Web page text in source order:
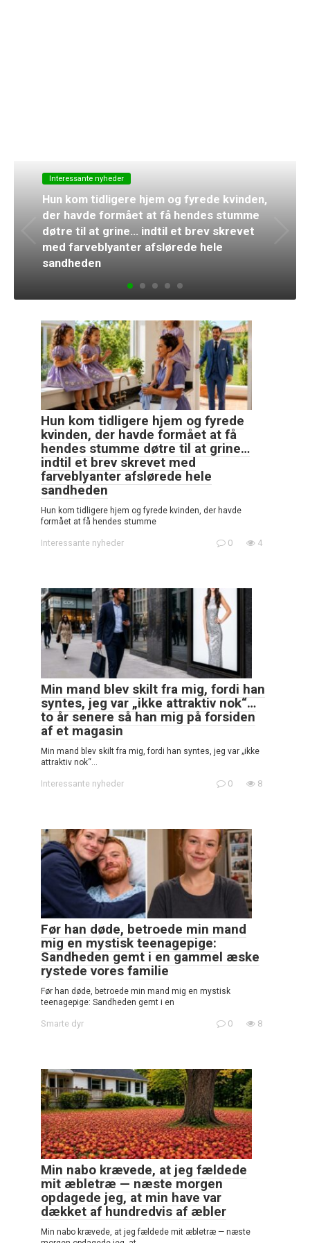
Interessante nyheder
Hun kom tidligere hjem og fyrede kvinden,
der havde formået at få hendes stumme
døtre til at grine… indtil et brev skrevet
med farveblyanter afslørede hele
sandheden
Hun kom tidligere hjem og fyrede
kvinden, der havde formået at få
hendes stumme døtre til at grine…
indtil et brev skrevet med
farveblyanter afslørede hele
sandheden
Hun kom tidligere hjem og fyrede kvinden, der havde
formået at få hendes stumme
Interessante nyheder 0 4
Min mand blev skilt fra mig, fordi han
syntes, jeg var „ikke attraktiv nok“…
to år senere så han mig på forsiden
af et magasin
Min mand blev skilt fra mig, fordi han syntes, jeg var „ikke
attraktiv nok“…
Interessante nyheder 0 8
Før han døde, betroede min mand
mig en mystisk teenagepige:
Sandheden gemt i en gammel æske
rystede vores familie
Før han døde, betroede min mand mig en mystisk
teenagepige: Sandheden gemt i en
Smarte dyr 0 8
Min nabo krævede, at jeg fældede
mit æbletræ — næste morgen
opdagede jeg, at min have var
dækket af hundredvis af æbler
Min nabo krævede, at jeg fældede mit æbletræ — næste